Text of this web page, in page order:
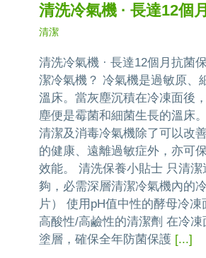
清洗冷氣機 · 長達12個
清潔
清洗冷氣機 · 長達12個月抗菌
潔冷氣機？ 冷氣機是過敏原、
溫床。當灰塵沉積在冷凍面後
塵便是霉菌和細菌生長的溫床
清潔及消毒冷氣機除了可以改
的健康、遠離過敏症外，亦可
效能。 清洗保養小貼士 只清潔
夠，必需深層清潔冷氣機內的
片） 使用pH值中性的酵母冷
高酸性/高鹼性的清潔劑 在冷凍
塗層，確保全年防菌保護 [...]